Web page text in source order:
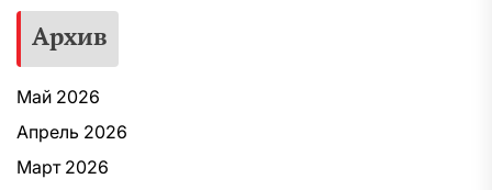
Архив
Май 2026
Апрель 2026
Март 2026